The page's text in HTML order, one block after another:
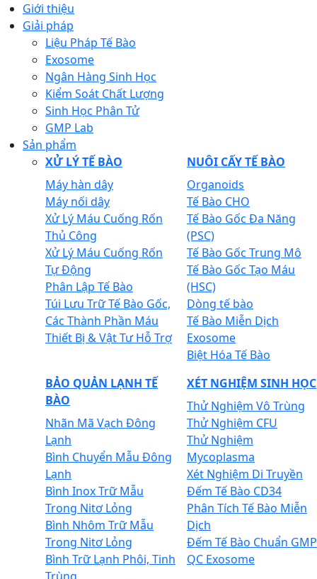
Giới thiệu
Giải pháp
Liệu Pháp Tế Bào
Exosome
Ngân Hàng Sinh Học
Kiểm Soát Chất Lượng
Sinh Học Phân Tử
GMP Lab
Sản phẩm
XỬ LÝ TẾ BÀO
Máy hàn dây
Máy nối dây
Xử Lý Máu Cuống Rốn
Thủ Công
Xử Lý Máu Cuống Rốn
Tự Động
Phân Lập Tế Bào
Túi Lưu Trữ Tế Bào Gốc,
Các Thành Phần Máu
Thiết Bị & Vật Tư Hỗ Trợ
NUÔI CẤY TẾ BÀO
Organoids
Tế Bào CHO
Tế Bào Gốc Đa Năng
(PSC)
Tế Bào Gốc Trung Mô
Tế Bào Gốc Tạo Máu
(HSC)
Dòng tế bào
Tế Bào Miễn Dịch
Exosome
Biệt Hóa Tế Bào
BẢO QUẢN LẠNH TẾ
BÀO
Nhãn Mã Vạch Đông
Lạnh
Bình Chuyển Mẫu Đông
Lạnh
Bình Inox Trữ Mẫu
Trong Nitơ Lỏng
Bình Nhôm Trữ Mẫu
Trong Nitơ Lỏng
Bình Trữ Lạnh Phôi, Tinh
XÉT NGHIỆM SINH HỌC
Thử Nghiệm Vô Trùng
Thử Nghiệm CFU
Thử Nghiệm
Mycoplasma
Xét Nghiệm Di Truyền
Đếm Tế Bào CD34
Phân Tích Tế Bào Miễn
Dịch
Đếm Tế Bào Chuẩn GMP
QC Exosome